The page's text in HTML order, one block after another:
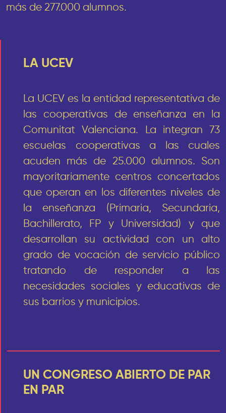
más de 277.000 alumnos.
LA UCEV
La UCEV es la entidad representativa de
las cooperativas de enseñanza en la
Comunitat Valenciana. La integran 73
escuelas cooperativas a las cuales
acuden más de 25.000 alumnos. Son
mayoritariamente centros concertados
que operan en los diferentes niveles de
la enseñanza (Primaria, Secundaria,
Bachillerato, FP y Universidad) y que
desarrollan su actividad con un alto
grado de vocación de servicio público
tratando de responder a las
necesidades sociales y educativas de
sus barrios y municipios.
UN CONGRESO ABIERTO DE PAR
EN PAR